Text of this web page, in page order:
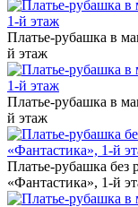
Платье-рубашка в
й этаж
Платье-рубашка в
й этаж
Платье-рубашка без
«Фантастика», 1-й